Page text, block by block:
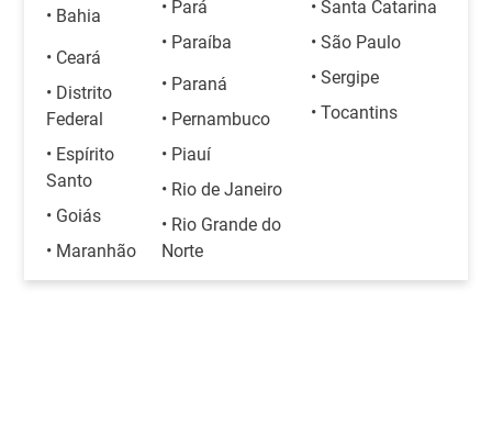
• Bahia
• Ceará
• Distrito
Federal
• Espírito
Santo
• Goiás
• Maranhão
• Pará
• Paraíba
• Paraná
• Pernambuco
• Piauí
• Rio de Janeiro
• Rio Grande do
Norte
• Santa Catarina
• São Paulo
• Sergipe
• Tocantins